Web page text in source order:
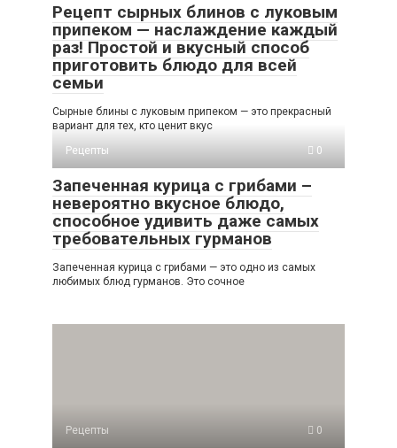
Рецепт сырных блинов с луковым
припеком — наслаждение каждый
раз! Простой и вкусный способ
приготовить блюдо для всей
семьи
Сырные блины с луковым припеком — это прекрасный
вариант для тех, кто ценит вкус
Рецепты
0
Запеченная курица с грибами –
невероятно вкусное блюдо,
способное удивить даже самых
требовательных гурманов
Запеченная курица с грибами — это одно из самых
любимых блюд гурманов. Это сочное
Рецепты 0